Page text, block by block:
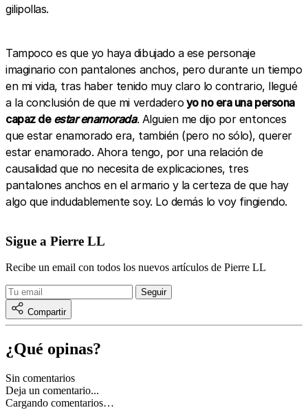
gilipollas.
Tampoco es que yo haya dibujado a ese personaje
imaginario con pantalones anchos, pero durante un tiempo
en mi vida, tras haber tenido muy claro lo contrario, llegué
a la conclusión de que mi verdadero yo no era una persona
capaz de estar enamorada. Alguien me dijo por entonces
que estar enamorado era, también (pero no sólo), querer
estar enamorado. Ahora tengo, por una relación de
causalidad que no necesita de explicaciones, tres
pantalones anchos en el armario y la certeza de que hay
algo que indudablemente soy. Lo demás lo voy fingiendo.
Sigue a Pierre LL
Recibe un email con todos los nuevos artículos de Pierre LL
Compartir
¿Qué opinas?
Sin comentarios
Deja un comentario...
Cargando comentarios…